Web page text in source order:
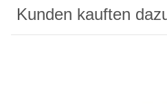
Kunden kauften